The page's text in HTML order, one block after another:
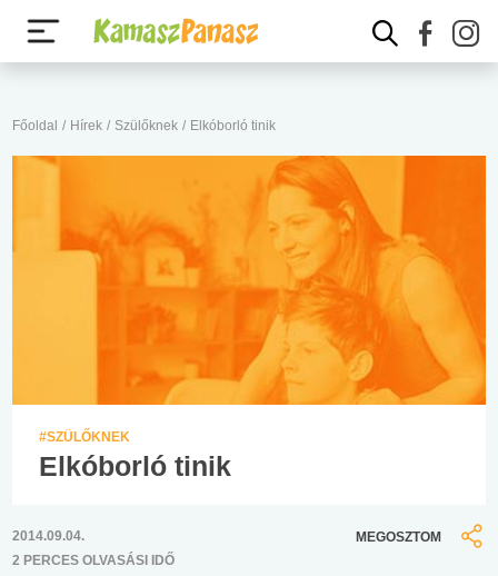
Főoldal / Hírek / Szülőknek / Elkóborló tinik
#SZÜLŐKNEK
Elkóborló tinik
2014.09.04.
2 PERCES OLVASÁSI IDŐ
MEGOSZTOM